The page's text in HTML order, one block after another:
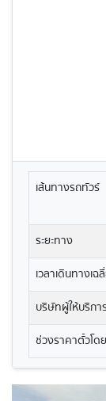
เส้นทางรถทัวร์
ระยะทาง
เวลาเดินทางเฉ
บริษัทผู้ให้บริกา
ช่วงราคาตั๋วโด